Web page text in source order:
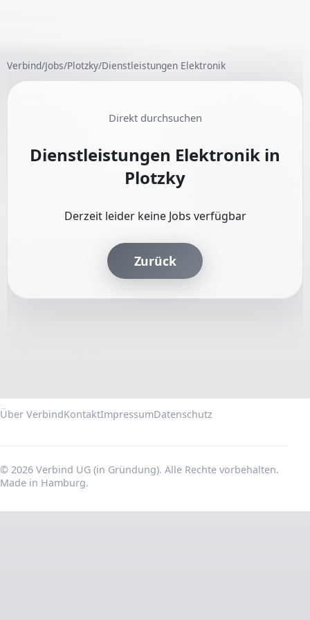
Verbind/Jobs/Plotzky/Dienstleistungen Elektronik
Direkt durchsuchen
Dienstleistungen Elektronik in
Plotzky
Derzeit leider keine Jobs verfügbar
Zurück
Über VerbindKontaktImpressumDatenschutz
© 2026 Verbind UG (in Gründung). Alle Rechte vorbehalten.
Made in Hamburg.